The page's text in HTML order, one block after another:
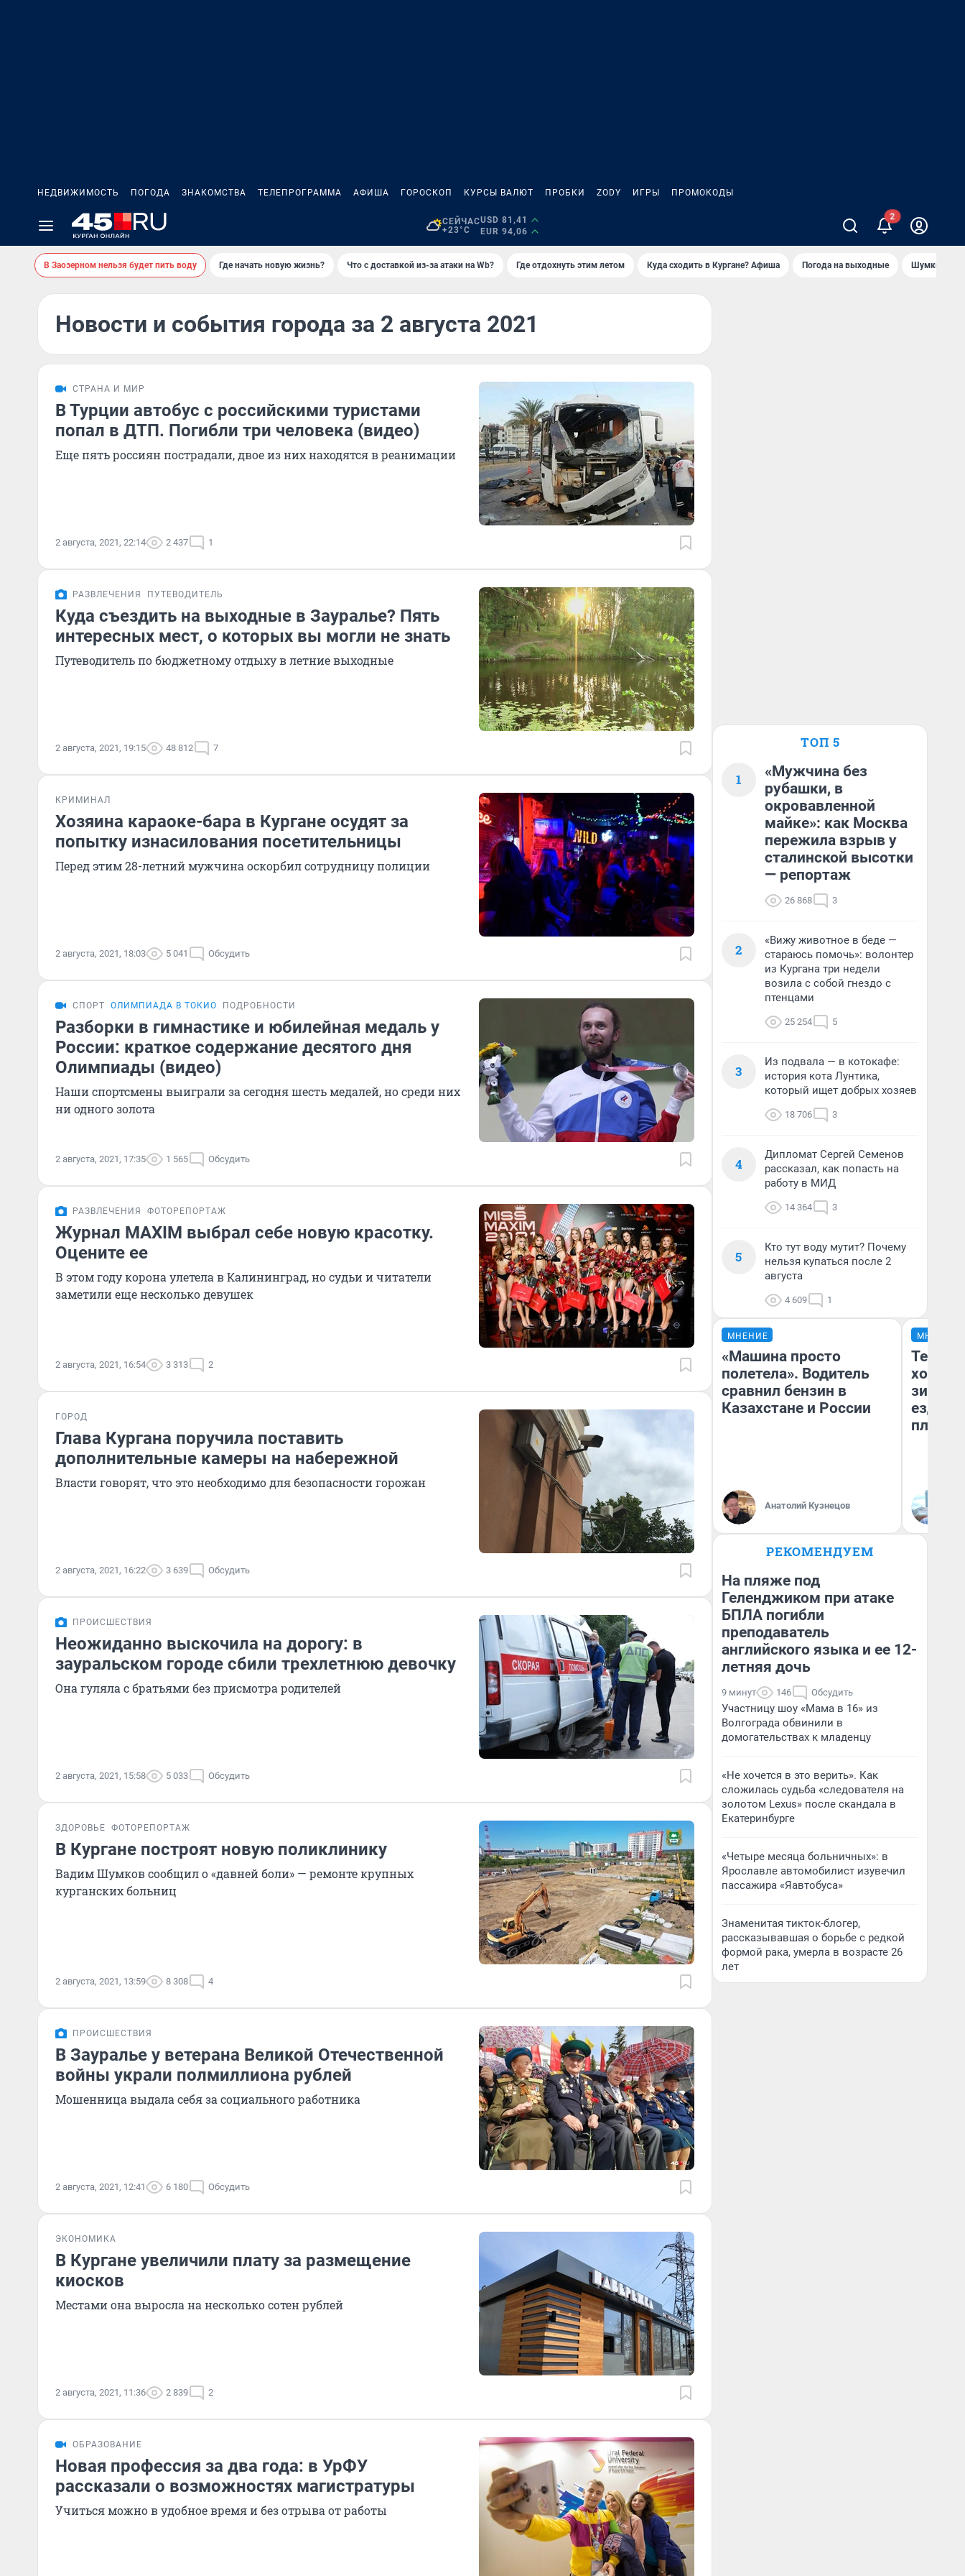
НЕДВИЖИМОСТЬ ПОГОДА ЗНАКОМСТВА ТЕЛЕПРОГРАММА АФИША ГОРОСКОП КУРСЫ ВАЛЮТ ПРОБКИ ZODY ИГРЫ ПРОМОКОДЫ
СЕЙЧАС
+23°C
USD 81,41
EUR 94,06
В Заозерном нельзя будет пить воду Где начать новую жизнь? Что с доставкой из-за атаки на Wb? Где отдохнуть этим летом Куда сходить в Кургане? Афиша Погода на выходные Шумков в
Новости и события города за 2 августа 2021
СТРАНА И МИР
В Турции автобус с российскими туристами
попал в ДТП. Погибли три человека (видео)
Еще пять россиян пострадали, двое из них находятся в реанимации
2 августа, 2021, 22:14 2 437 1
РАЗВЛЕЧЕНИЯ ПУТЕВОДИТЕЛЬ
Куда съездить на выходные в Зауралье? Пять
интересных мест, о которых вы могли не знать
Путеводитель по бюджетному отдыху в летние выходные
2 августа, 2021, 19:15 48 812 7
КРИМИНАЛ
Хозяина караоке-бара в Кургане осудят за
попытку изнасилования посетительницы
Перед этим 28-летний мужчина оскорбил сотрудницу полиции
2 августа, 2021, 18:03 5 041 Обсудить
СПОРТ ОЛИМПИАДА В ТОКИО ПОДРОБНОСТИ
Разборки в гимнастике и юбилейная медаль у
России: краткое содержание десятого дня
Олимпиады (видео)
Наши спортсмены выиграли за сегодня шесть медалей, но среди них
ни одного золота
2 августа, 2021, 17:35 1 565 Обсудить
РАЗВЛЕЧЕНИЯ ФОТОРЕПОРТАЖ
Журнал MAXIM выбрал себе новую красотку.
Оцените ее
В этом году корона улетела в Калининград, но судьи и читатели
заметили еще несколько девушек
2 августа, 2021, 16:54 3 313 2
ГОРОД
Глава Кургана поручила поставить
дополнительные камеры на набережной
Власти говорят, что это необходимо для безопасности горожан
2 августа, 2021, 16:22 3 639 Обсудить
ПРОИСШЕСТВИЯ
Неожиданно выскочила на дорогу: в
зауральском городе сбили трехлетнюю девочку
Она гуляла с братьями без присмотра родителей
2 августа, 2021, 15:58 5 033 Обсудить
ЗДОРОВЬЕ ФОТОРЕПОРТАЖ
В Кургане построят новую поликлинику
Вадим Шумков сообщил о «давней боли» — ремонте крупных
курганских больниц
2 августа, 2021, 13:59 8 308 4
ПРОИСШЕСТВИЯ
В Зауралье у ветерана Великой Отечественной
войны украли полмиллиона рублей
Мошенница выдала себя за социального работника
2 августа, 2021, 12:41 6 180 Обсудить
ЭКОНОМИКА
В Кургане увеличили плату за размещение
киосков
Местами она выросла на несколько сотен рублей
2 августа, 2021, 11:36 2 839 2
ОБРАЗОВАНИЕ
Новая профессия за два года: в УрФУ
рассказали о возможностях магистратуры
Учиться можно в удобное время и без отрыва от работы
ТОП 5
1
«Мужчина без
рубашки, в
окровавленной
майке»: как Москва
пережила взрыв у
сталинской высотки
— репортаж
26 868 3
2
«Вижу животное в беде —
стараюсь помочь»: волонтер
из Кургана три недели
возила с собой гнездо с
птенцами
25 254 5
3
Из подвала — в котокафе:
история кота Лунтика,
который ищет добрых хозяев
18 706 3
4
Дипломат Сергей Семенов
рассказал, как попасть на
работу в МИД
14 364 3
5
Кто тут воду мутит? Почему
нельзя купаться после 2
августа
4 609 1
МНЕНИЕ
«Машина просто
полетела». Водитель
сравнил бензин в
Казахстане и России
Анатолий Кузнецов
МНЕНИЕ
Тепло
зимой.
ездит
плюсы
РЕКОМЕНДУЕМ
На пляже под
Геленджиком при атаке
БПЛА погибли
преподаватель
английского языка и ее 12-
летняя дочь
9 минут 146 Обсудить
Участницу шоу «Мама в 16» из
Волгограда обвинили в
домогательствах к младенцу
«Не хочется в это верить». Как
сложилась судьба «следователя на
золотом Lexus» после скандала в
Екатеринбурге
«Четыре месяца больничных»: в
Ярославле автомобилист изувечил
пассажира «Яавтобуса»
Знаменитая тикток-блогер,
рассказывавшая о борьбе с редкой
формой рака, умерла в возрасте 26
лет